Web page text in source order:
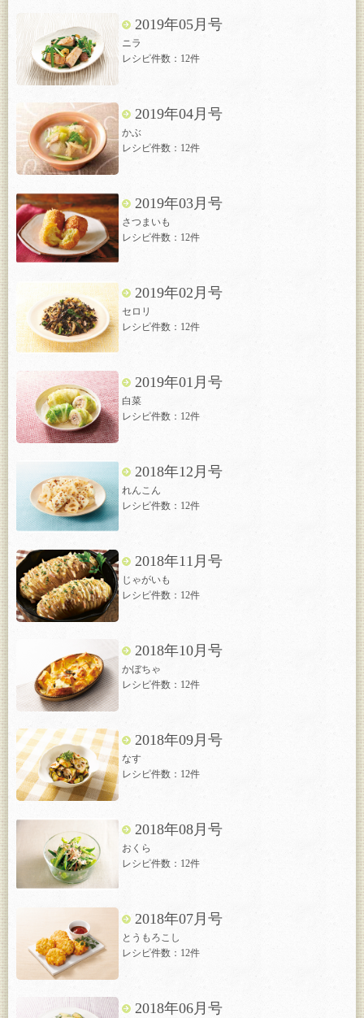
2019年05月号
ニラ
レシピ件数：12件
2019年04月号
かぶ
レシピ件数：12件
2019年03月号
さつまいも
レシピ件数：12件
2019年02月号
セロリ
レシピ件数：12件
2019年01月号
白菜
レシピ件数：12件
2018年12月号
れんこん
レシピ件数：12件
2018年11月号
じゃがいも
レシピ件数：12件
2018年10月号
かぼちゃ
レシピ件数：12件
2018年09月号
なす
レシピ件数：12件
2018年08月号
おくら
レシピ件数：12件
2018年07月号
とうもろこし
レシピ件数：12件
2018年06月号